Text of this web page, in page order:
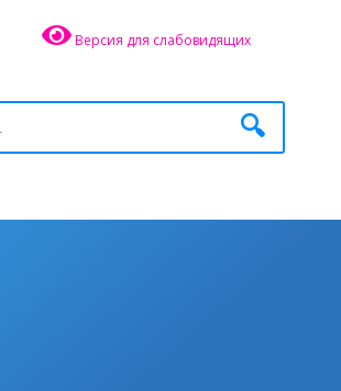
Версия для слабовидящих